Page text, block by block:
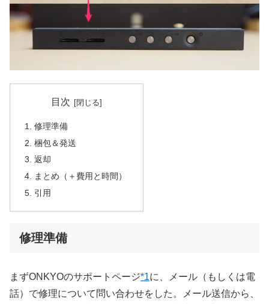
目次
修理準備
梱包＆発送
返却
まとめ（＋費用と時間）
引用
修理準備
まずONKYOのサポートページ*1に、メール（もしくは電
話）で修理について問い合わせをした。メール送信から、